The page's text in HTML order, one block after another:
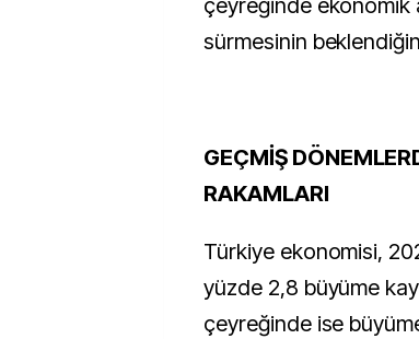
çeyreğinde
sürmesinin
GEÇMİŞ
RAKAMLARI
Türkiye ekonomisi,
yüzde 2,8 büyüme
çeyreğinde ise